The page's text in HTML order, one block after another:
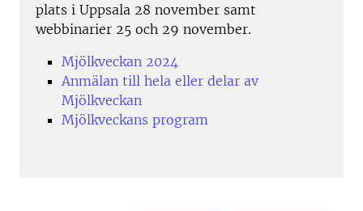
plats i Uppsala 28 november samt
webbinarier 25 och 29 november.
Mjölkveckan 2024
Anmälan till hela eller delar av
Mjölkveckan
Mjölkveckans program